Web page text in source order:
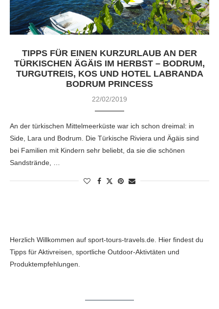
TIPPS FÜR EINEN KURZURLAUB AN DER
TÜRKISCHEN ÄGÄIS IM HERBST – BODRUM,
TURGUTREIS, KOS UND HOTEL LABRANDA
BODRUM PRINCESS
22/02/2019
An der türkischen Mittelmeerküste war ich schon dreimal: in
Side, Lara und Bodrum. Die Türkische Riviera und Ägäis sind
bei Familien mit Kindern sehr beliebt, da sie die schönen
Sandstrände, …
Herzlich Willkommen auf sport-tours-travels.de. Hier findest du
Tipps für Aktivreisen, sportliche Outdoor-Aktivtäten und
Produktempfehlungen.